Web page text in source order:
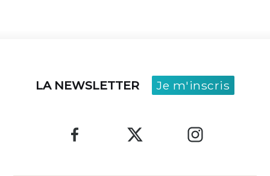
LA NEWSLETTER Je m'inscris